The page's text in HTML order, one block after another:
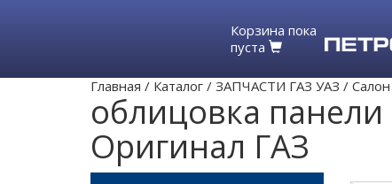
Корзина пока
пуста
Главная / Каталог / ЗАПЧАСТИ ГАЗ УАЗ / Салон
облицовка
Оригинал ГАЗ